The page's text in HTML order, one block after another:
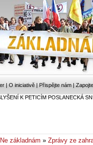
| O iniciativě | Přispějte nám |
K PETICÍM POSLANECKÁ
Ne základnám » Zprávy ze